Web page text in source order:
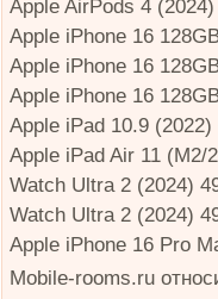
Apple AirPods 4
Apple iPhone 16
Apple iPhone 16
Apple iPhone 16
Apple iPad 10.9
Apple iPad Air 11 (M2/
Watch Ultra 2 (2024)
Watch Ultra 2 (2024)
Apple iPhone 16 Pro
Mobile-rooms.ru